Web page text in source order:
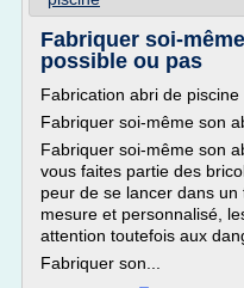
Fabriquer soi-
possible ou pas
Fabrication abri de piscine
Fabriquer soi-même son
Fabriquer soi-même son
vous faites partie des
peur de se lancer dans
mesure et personnalisé,
attention toutefois aux
Fabriquer son...